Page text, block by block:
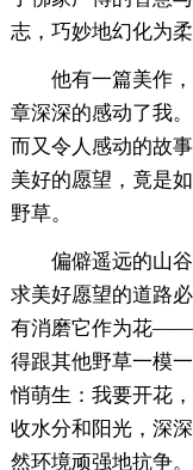
志，巧妙地幻化为
他有一篇美作
章深深的感动了我
而又令人感动的故
美好的愿望，竟是
野草。
偏僻遥远的山
求美好愿望的道路
有消磨它作为花——
得跟其他野草一模
悄萌生：我要开花
收水分和阳光，深
然环境顽强地抗争。